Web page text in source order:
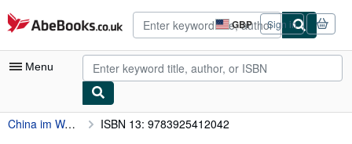
Skip to main content
AbeBooks.co.uk GBP
Site
shopping
preferences
Sign in
Menu
My AccountChina im Wandel: Das chinesische Denken im Umbruch seit dem 19. Jahrhundert (Fragen einer neuen Weltkultur) ISBN 13: 9783925412042